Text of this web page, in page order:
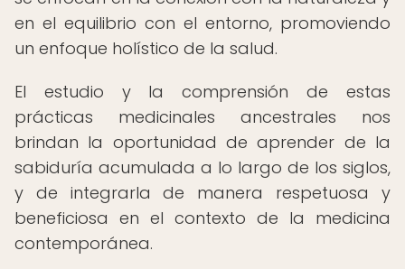
en el equilibrio con el entorno, promoviendo
un enfoque holístico de la salud.
El estudio y la comprensión de estas
prácticas medicinales ancestrales nos
brindan la oportunidad de aprender de la
sabiduría acumulada a lo largo de los siglos,
y de integrarla de manera respetuosa y
beneficiosa en el contexto de la medicina
contemporánea.